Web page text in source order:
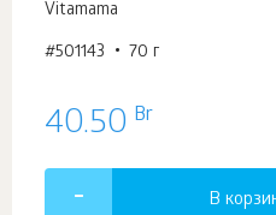
Vitamama
#501143 70 г
40.50 Br
В